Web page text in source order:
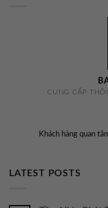
CUNG CẤP
Khách hàng quan
LATEST POSTS